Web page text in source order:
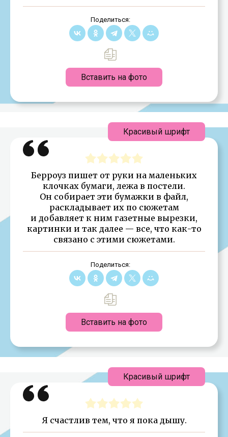
Поделиться:
Вставить на фото
Берроуз пишет от руки на маленьких
клочках бумаги, лежа в постели.
Он собирает эти бумажки в файл,
раскладывает их по сюжетам
и добавляет к ним газетные вырезки,
картинки и так далее — все, что как-то
связано с этими сюжетами.
Поделиться:
Вставить на фото
Красивый шрифт
Я счастлив тем, что я пока дышу.
Красивый шрифт